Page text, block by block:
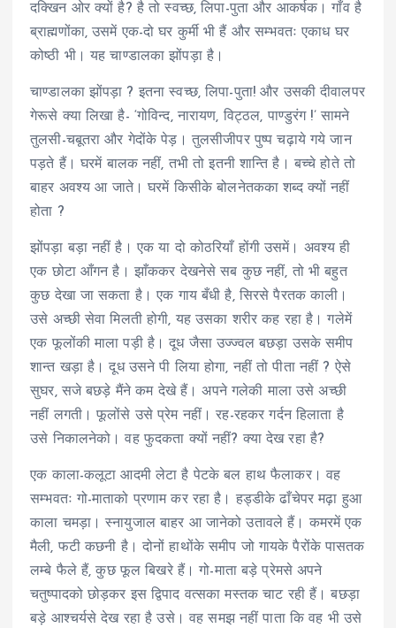
दक्खिन ओर क्यों है? है तो स्वच्छ, लिपा-पुता और आकर्षक। गाँव है
ब्राह्मणोंका, उसमें एक-दो घर कुर्मी भी हैं और सम्भवतः एकाध घर
कोष्ठी भी। यह चाण्डालका झोंपड़ा है।
चाण्डालका झोंपड़ा ? इतना स्वच्छ, लिपा-पुता! और उसकी दीवालपर
गेरूसे क्या लिखा है- ‘गोविन्द, नारायण, विट्ठल, पाण्डुरंग !’ सामने
तुलसी-चबूतरा और गेदोंके पेड़। तुलसीजीपर पुष्प चढ़ाये गये जान
पड़ते हैं। घरमें बालक नहीं, तभी तो इतनी शान्ति है। बच्चे होते तो
बाहर अवश्य आ जाते। घरमें किसीके बोलनेतकका शब्द क्यों नहीं
होता ?
झोंपड़ा बड़ा नहीं है। एक या दो कोठरियाँ होंगी उसमें। अवश्य ही
एक छोटा आँगन है। झाँककर देखनेसे सब कुछ नहीं, तो भी बहुत
कुछ देखा जा सकता है। एक गाय बँधी है, सिरसे पैरतक काली।
उसे अच्छी सेवा मिलती होगी, यह उसका शरीर कह रहा है। गलेमें
एक फूलोंकी माला पड़ी है। दूध जैसा उज्ज्वल बछड़ा उसके समीप
शान्त खड़ा है। दूध उसने पी लिया होगा, नहीं तो पीता नहीं ? ऐसे
सुघर, सजे बछड़े मैंने कम देखे हैं। अपने गलेकी माला उसे अच्छी
नहीं लगती। फूलोंसे उसे प्रेम नहीं। रह-रहकर गर्दन हिलाता है
उसे निकालनेको। वह फुदकता क्यों नहीं? क्या देख रहा है?
एक काला-कलूटा आदमी लेटा है पेटके बल हाथ फैलाकर। वह
सम्भवतः गो-माताको प्रणाम कर रहा है। हड्डीके ढाँचेपर मढ़ा हुआ
काला चमड़ा। स्नायुजाल बाहर आ जानेको उतावले हैं। कमरमें एक
मैली, फटी कछनी है। दोनों हाथोंके समीप जो गायके पैरोंके पासतक
लम्बे फैले हैं, कुछ फूल बिखरे हैं। गो-माता बड़े प्रेमसे अपने
चतुष्पादको छोड़कर इस द्विपाद वत्सका मस्तक चाट रही हैं। बछड़ा
बड़े आश्चर्यसे देख रहा है उसे। वह समझ नहीं पाता कि वह भी उसे